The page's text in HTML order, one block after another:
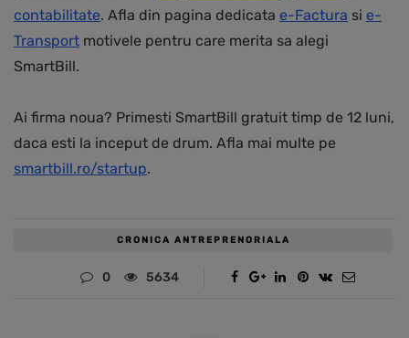
contabilitate. Afla din pagina dedicata e-Factura si e-
Transport motivele pentru care merita sa alegi
SmartBill.
Ai firma noua? Primesti SmartBill gratuit timp de 12 luni,
daca esti la inceput de drum. Afla mai multe pe
smartbill.ro/startup.
CRONICA ANTREPRENORIALA
0 5634